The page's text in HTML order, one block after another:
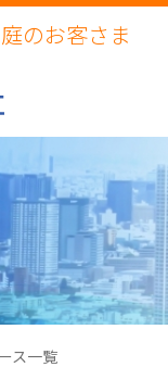
のお客さま
ス一覧